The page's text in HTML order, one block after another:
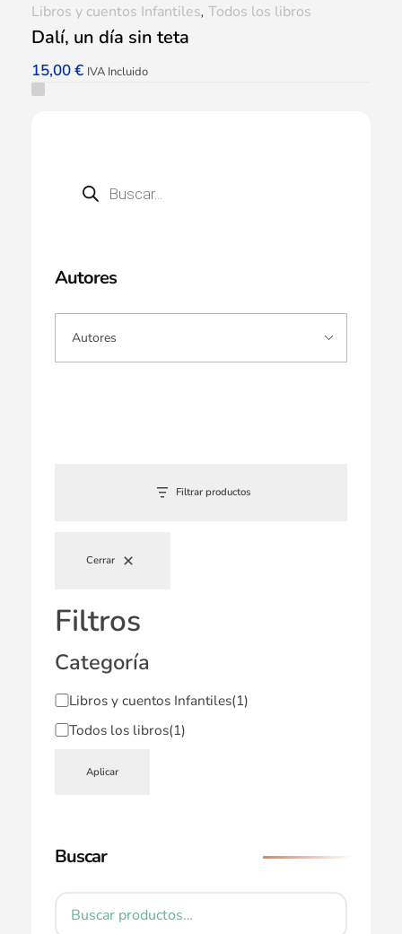
Dalí, un día sin teta
15,00€ IVA Incluido
Libros y cuentos Infantiles, Todos los libros
Autores
Filtrar productos
Cerrar
Filtros
Categoría
Libros y cuentos Infantiles(1)
Todos los libros(1)
Aplicar
Buscar